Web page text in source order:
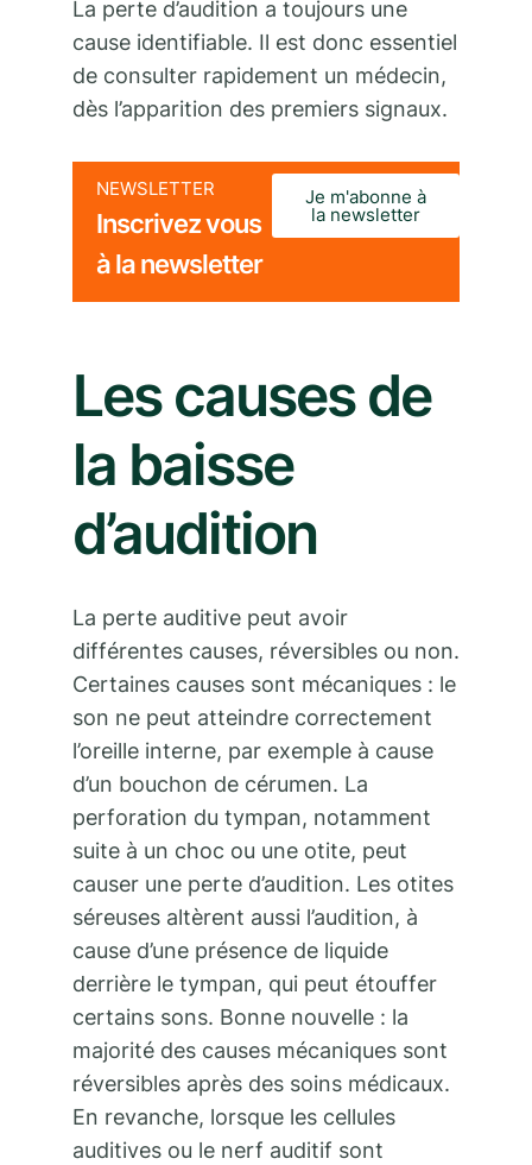
La perte d’audition a toujours une
cause identifiable. Il est donc essentiel
de consulter rapidement un médecin,
dès l’apparition des premiers signaux.
NEWSLETTER
Inscrivez vous
à la newsletter
Je m'abonne à
la newsletter
Les causes de
la baisse
d’audition
La perte auditive peut avoir
différentes causes, réversibles ou non.
Certaines causes sont mécaniques : le
son ne peut atteindre correctement
l’oreille interne, par exemple à cause
d’un bouchon de cérumen. La
perforation du tympan, notamment
suite à un choc ou une otite, peut
causer une perte d’audition. Les otites
séreuses altèrent aussi l’audition, à
cause d’une présence de liquide
derrière le tympan, qui peut étouffer
certains sons. Bonne nouvelle : la
majorité des causes mécaniques sont
réversibles après des soins médicaux.
En revanche, lorsque les cellules
auditives ou le nerf auditif sont